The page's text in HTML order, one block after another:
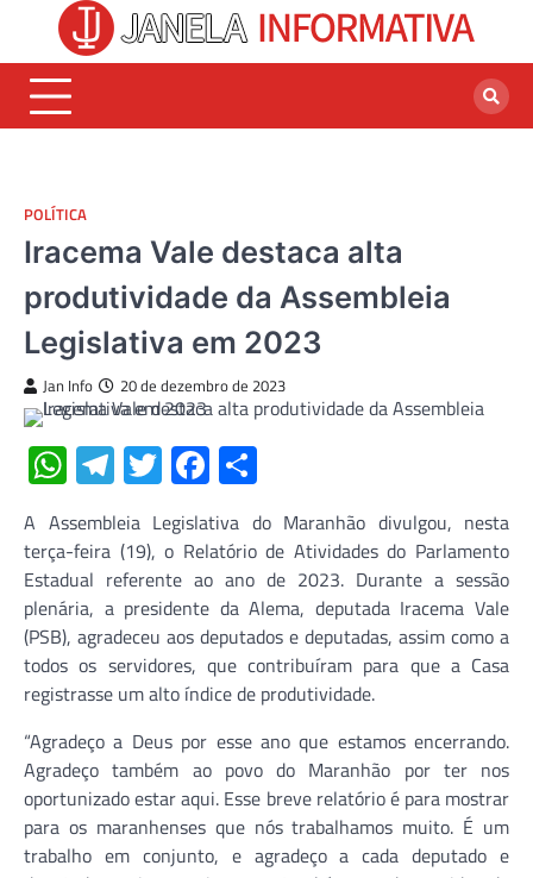
content
POLÍTICA
Iracema Vale destaca alta
produtividade da Assembleia
Legislativa em 2023
Jan Info 20 de dezembro de 2023
WhatsApp
Telegram
TwitterFacebook
A Assembleia Legislativa do Maranhão divulgou, nesta
terça-feira (19), o Relatório de Atividades do Parlamento
Estadual referente ao ano de 2023. Durante a sessão
plenária, a presidente da Alema, deputada Iracema Vale
(PSB), agradeceu aos deputados e deputadas, assim como a
todos os servidores, que contribuíram para que a Casa
registrasse um alto índice de produtividade.
“Agradeço a Deus por esse ano que estamos encerrando.
Agradeço também ao povo do Maranhão por ter nos
oportunizado estar aqui. Esse breve relatório é para mostrar
para os maranhenses que nós trabalhamos muito. É um
trabalho em conjunto, e agradeço a cada deputado e